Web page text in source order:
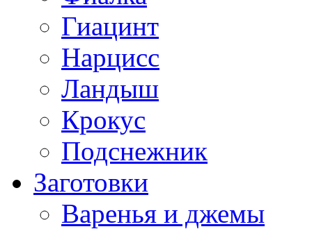
Гиацинт
Нарцисс
Ландыш
Крокус
Подснежник
Заготовки
Варенья и джемы